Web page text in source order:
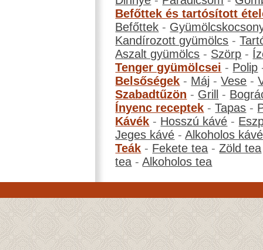
Befőttek és tartósított
Befőttek -
Kandírozott gyümölcs -
Aszalt gyümölcs - Szörp -
Tenger gyümölcsei - Polip
Belsőségek - Máj -Vese -
Szabadtűzön - Grill -
Ínyenc receptek -Tapas -
Kávék - Hosszú kávé -
Jeges kávé -Alkoholos kávé
Teák - Fekete tea -Zöld tea
tea -Alkoholos tea